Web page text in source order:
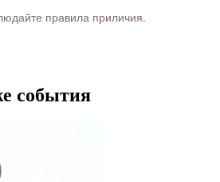
правила приличия.
события